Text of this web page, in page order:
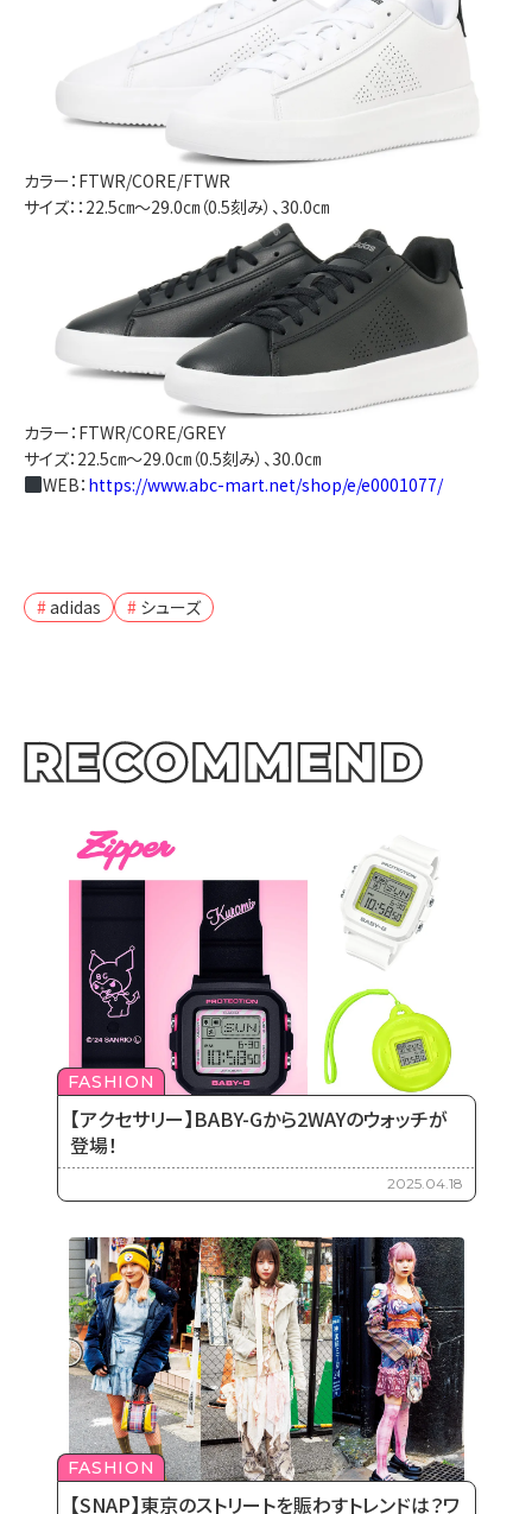
カラー：FTWR/CORE/FTWR
サイズ：：22.5㎝～29.0㎝（0.5刻み）、30.0㎝
カラー：FTWR/CORE/GREY
サイズ：22.5㎝～29.0㎝（0.5刻み）、30.0㎝
WEB： https://www.abc-mart.net/shop/e/e0001077/
adidas シューズ
FASHION
【アクセサリー】BABY-Gから2WAYのウォッチが
登場！
2025.04.18
FASHION
【SNAP】東京のストリートを賑わすトレンドは？ワ